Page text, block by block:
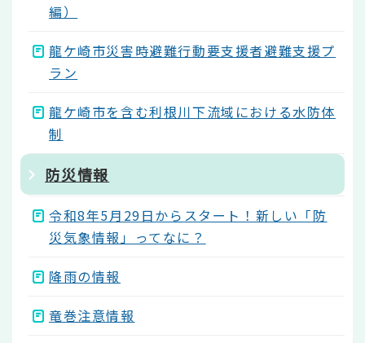
編）
龍ケ崎市災害時避難行動要支援者避難支援プ
ラン
龍ケ崎市を含む利根川下流域における水防体
制
防災情報
令和8年5月29日からスタート！新しい「防
災気象情報」ってなに？
降雨の情報
竜巻注意情報